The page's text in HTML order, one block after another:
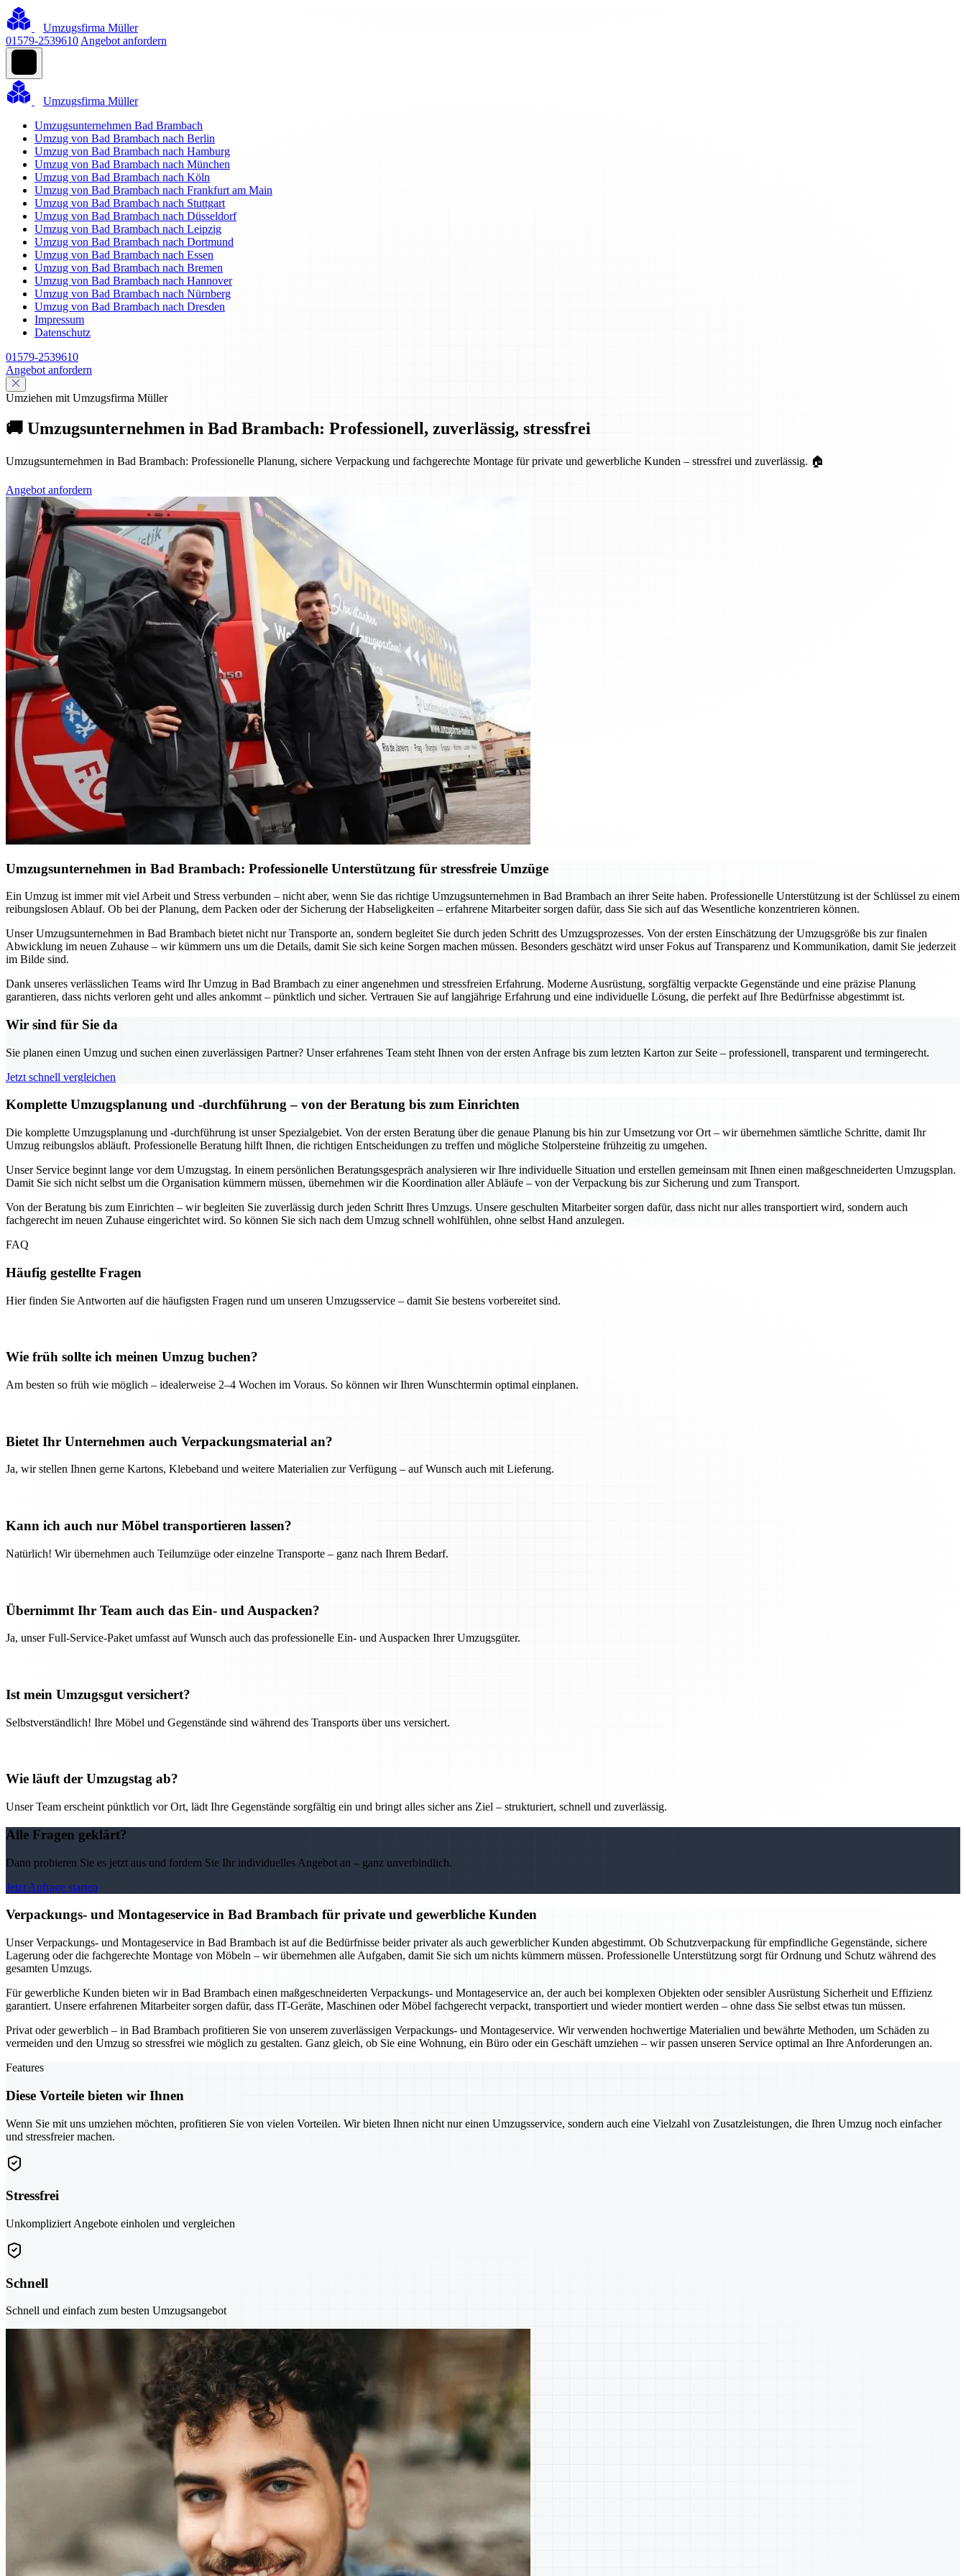
Umzugsfirma Müller
01579-2539610 Angebot anfordern
Umzugsfirma Müller
Umzugsunternehmen Bad Brambach
Umzug von Bad Brambach nach Berlin
Umzug von Bad Brambach nach Hamburg
Umzug von Bad Brambach nach München
Umzug von Bad Brambach nach Köln
Umzug von Bad Brambach nach Frankfurt am Main
Umzug von Bad Brambach nach Stuttgart
Umzug von Bad Brambach nach Düsseldorf
Umzug von Bad Brambach nach Leipzig
Umzug von Bad Brambach nach Dortmund
Umzug von Bad Brambach nach Essen
Umzug von Bad Brambach nach Bremen
Umzug von Bad Brambach nach Hannover
Umzug von Bad Brambach nach Nürnberg
Umzug von Bad Brambach nach Dresden
Impressum
Datenschutz
01579-2539610
Angebot anfordern
Umziehen mit Umzugsfirma Müller
🚚 Umzugsunternehmen in Bad Brambach: Professionell, zuverlässig, stressfrei
Umzugsunternehmen in Bad Brambach: Professionelle Planung, sichere Verpackung und fachgerechte Montage für private und gewerbliche Kunden – stressfrei und zuverlässig. 🏠
Angebot anfordern
Umzugsunternehmen in Bad Brambach: Professionelle Unterstützung für stressfreie Umzüge
Ein Umzug ist immer mit viel Arbeit und Stress verbunden – nicht aber, wenn Sie das richtige Umzugsunternehmen in Bad Brambach an ihrer Seite haben. Professionelle Unterstützung ist der Schlüssel zu einem
reibungslosen Ablauf. Ob bei der Planung, dem Packen oder der Sicherung der Habseligkeiten – erfahrene Mitarbeiter sorgen dafür, dass Sie sich auf das Wesentliche konzentrieren können.
Unser Umzugsunternehmen in Bad Brambach bietet nicht nur Transporte an, sondern begleitet Sie durch jeden Schritt des Umzugsprozesses. Von der ersten Einschätzung der Umzugsgröße bis zur finalen
Abwicklung im neuen Zuhause – wir kümmern uns um die Details, damit Sie sich keine Sorgen machen müssen. Besonders geschätzt wird unser Fokus auf Transparenz und Kommunikation, damit Sie jederzeit
im Bilde sind.
Dank unseres verlässlichen Teams wird Ihr Umzug in Bad Brambach zu einer angenehmen und stressfreien Erfahrung. Moderne Ausrüstung, sorgfältig verpackte Gegenstände und eine präzise Planung
garantieren, dass nichts verloren geht und alles ankommt – pünktlich und sicher. Vertrauen Sie auf langjährige Erfahrung und eine individuelle Lösung, die perfekt auf Ihre Bedürfnisse abgestimmt ist.
Wir sind für Sie da
Sie planen einen Umzug und suchen einen zuverlässigen Partner? Unser erfahrenes Team steht Ihnen von der ersten Anfrage bis zum letzten Karton zur Seite – professionell, transparent und termingerecht.
Jetzt schnell vergleichen
Komplette Umzugsplanung und -durchführung – von der Beratung bis zum Einrichten
Die komplette Umzugsplanung und -durchführung ist unser Spezialgebiet. Von der ersten Beratung über die genaue Planung bis hin zur Umsetzung vor Ort – wir übernehmen sämtliche Schritte, damit Ihr
Umzug reibungslos abläuft. Professionelle Beratung hilft Ihnen, die richtigen Entscheidungen zu treffen und mögliche Stolpersteine frühzeitig zu umgehen.
Unser Service beginnt lange vor dem Umzugstag. In einem persönlichen Beratungsgespräch analysieren wir Ihre individuelle Situation und erstellen gemeinsam mit Ihnen einen maßgeschneiderten Umzugsplan.
Damit Sie sich nicht selbst um die Organisation kümmern müssen, übernehmen wir die Koordination aller Abläufe – von der Verpackung bis zur Sicherung und zum Transport.
Von der Beratung bis zum Einrichten – wir begleiten Sie zuverlässig durch jeden Schritt Ihres Umzugs. Unsere geschulten Mitarbeiter sorgen dafür, dass nicht nur alles transportiert wird, sondern auch
fachgerecht im neuen Zuhause eingerichtet wird. So können Sie sich nach dem Umzug schnell wohlfühlen, ohne selbst Hand anzulegen.
FAQ
Häufig gestellte Fragen
Hier finden Sie Antworten auf die häufigsten Fragen rund um unseren Umzugsservice – damit Sie bestens vorbereitet sind.
Wie früh sollte ich meinen Umzug buchen?
Am besten so früh wie möglich – idealerweise 2–4 Wochen im Voraus. So können wir Ihren Wunschtermin optimal einplanen.
Bietet Ihr Unternehmen auch Verpackungsmaterial an?
Ja, wir stellen Ihnen gerne Kartons, Klebeband und weitere Materialien zur Verfügung – auf Wunsch auch mit Lieferung.
Kann ich auch nur Möbel transportieren lassen?
Natürlich! Wir übernehmen auch Teilumzüge oder einzelne Transporte – ganz nach Ihrem Bedarf.
Übernimmt Ihr Team auch das Ein- und Auspacken?
Ja, unser Full-Service-Paket umfasst auf Wunsch auch das professionelle Ein- und Auspacken Ihrer Umzugsgüter.
Ist mein Umzugsgut versichert?
Selbstverständlich! Ihre Möbel und Gegenstände sind während des Transports über uns versichert.
Wie läuft der Umzugstag ab?
Unser Team erscheint pünktlich vor Ort, lädt Ihre Gegenstände sorgfältig ein und bringt alles sicher ans Ziel – strukturiert, schnell und zuverlässig.
Alle Fragen geklärt?
Dann probieren Sie es jetzt aus und fordern Sie Ihr individuelles Angebot an – ganz unverbindlich.
Jetzt Anfrage starten
Verpackungs- und Montageservice in Bad Brambach für private und gewerbliche Kunden
Unser Verpackungs- und Montageservice in Bad Brambach ist auf die Bedürfnisse beider privater als auch gewerblicher Kunden abgestimmt. Ob Schutzverpackung für empfindliche Gegenstände, sichere
Lagerung oder die fachgerechte Montage von Möbeln – wir übernehmen alle Aufgaben, damit Sie sich um nichts kümmern müssen. Professionelle Unterstützung sorgt für Ordnung und Schutz während des
gesamten Umzugs.
Für gewerbliche Kunden bieten wir in Bad Brambach einen maßgeschneiderten Verpackungs- und Montageservice an, der auch bei komplexen Objekten oder sensibler Ausrüstung Sicherheit und Effizienz
garantiert. Unsere erfahrenen Mitarbeiter sorgen dafür, dass IT-Geräte, Maschinen oder Möbel fachgerecht verpackt, transportiert und wieder montiert werden – ohne dass Sie selbst etwas tun müssen.
Privat oder gewerblich – in Bad Brambach profitieren Sie von unserem zuverlässigen Verpackungs- und Montageservice. Wir verwenden hochwertige Materialien und bewährte Methoden, um Schäden zu
vermeiden und den Umzug so stressfrei wie möglich zu gestalten. Ganz gleich, ob Sie eine Wohnung, ein Büro oder ein Geschäft umziehen – wir passen unseren Service optimal an Ihre Anforderungen an.
Features
Diese Vorteile bieten wir Ihnen
Wenn Sie mit uns umziehen möchten, profitieren Sie von vielen Vorteilen. Wir bieten Ihnen nicht nur einen Umzugsservice, sondern auch eine Vielzahl von Zusatzleistungen, die Ihren Umzug noch einfacher
und stressfreier machen.
Stressfrei
Unkompliziert Angebote einholen und vergleichen
Schnell
Schnell und einfach zum besten Umzugsangebot